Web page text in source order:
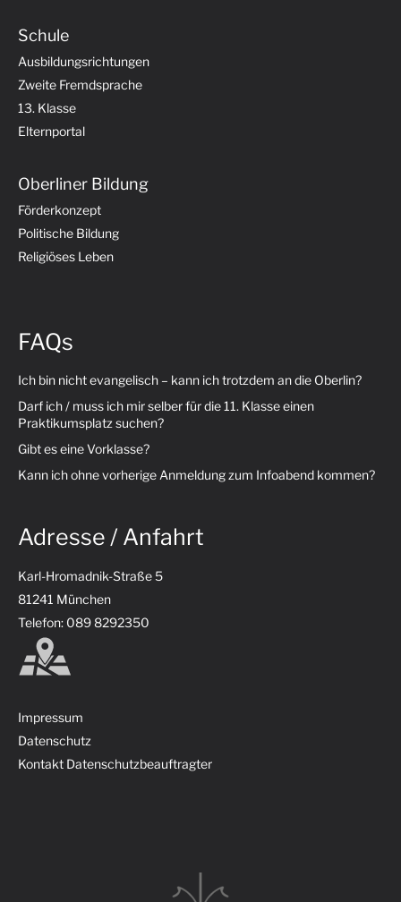
Schule
Ausbildungsrichtungen
Zweite Fremdsprache
13. Klasse
Elternportal
Oberliner Bildung
Förderkonzept
Politische Bildung
Religiöses Leben
FAQs
Ich bin nicht evangelisch – kann ich trotzdem an die Oberlin?
Darf ich / muss ich mir selber für die 11. Klasse einen
Praktikumsplatz suchen?
Gibt es eine Vorklasse?
Kann ich ohne vorherige Anmeldung zum Infoabend kommen?
Adresse / Anfahrt
Karl-Hromadnik-Straße 5
81241 München
Telefon: 089 8292350
Impressum
Datenschutz
Kontakt Datenschutzbeauftragter